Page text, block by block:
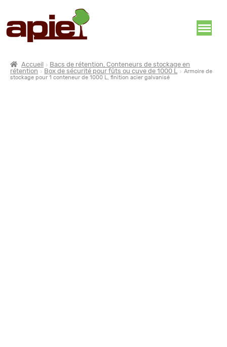
Accueil
Bacs de rétention, Conteneurs de stockage en
rétention
Box de sécurité pour fûts ou cuve de 1000 L
Armoire de
stockage pour 1 conteneur de 1000 L, finition acier galvanisé